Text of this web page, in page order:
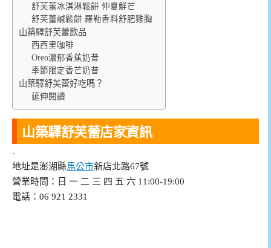
舒芙蕾冰淇淋鬆餅 仲夏鮮芒
舒芙蕾鹹鬆餅 羅勒香料舒肥雞胸
山築驛舒芙蕾飲品
西西里咖啡
Oreo濃郁香蕉奶昔
季節限定香芒奶昔
山築驛舒芙蕾好吃嗎？
延伸閱讀
山築驛舒芙蕾店家資訊
.
地址是澎湖縣馬公市新店北路67號
營業時間：日 一 二 三 四 五 六 11:00-19:00
電話：06 921 2331